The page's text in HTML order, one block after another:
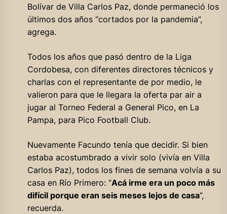
Bolívar de Villa Carlos Paz, donde permaneció los
últimos dos años “cortados por la pandemia”,
agrega.
Todos los años que pasó dentro de la Liga
Cordobesa, con diferentes directores técnicos y
charlas con el representante de por medio, le
valieron para que le llegara la oferta par air a
jugar al Torneo Federal a General Pico, en La
Pampa, para Pico Football Club.
Nuevamente Facundo tenía que decidir. Si bien
estaba acostumbrado a vivir solo (vivía en Villa
Carlos Paz), todos los fines de semana volvía a su
casa en Río Primero: “Acá irme era un poco más
difícil porque eran seis meses lejos de casa”,
recuerda.